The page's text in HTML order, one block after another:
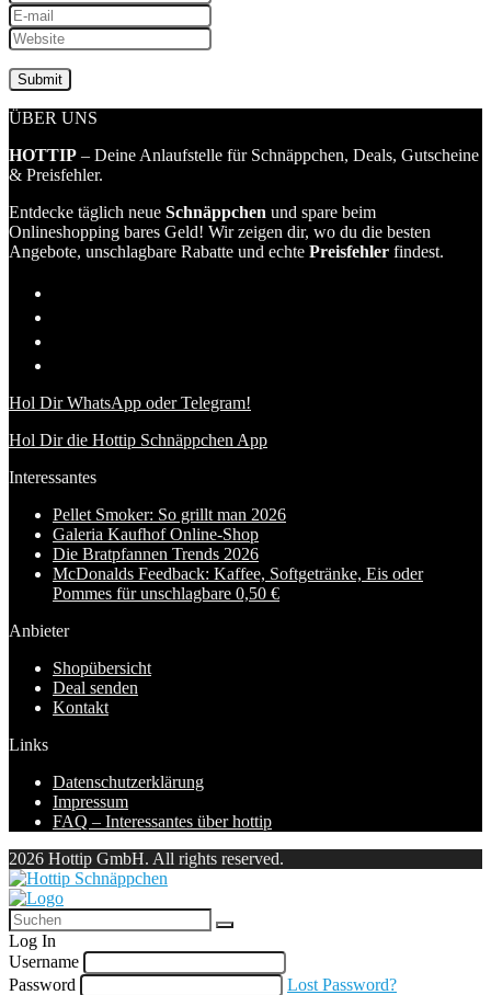
ÜBER UNS
HOTTIP – Deine Anlaufstelle für Schnäppchen, Deals, Gutscheine
& Preisfehler.
Entdecke täglich neue Schnäppchen und spare beim
Onlineshopping bares Geld! Wir zeigen dir, wo du die besten
Angebote, unschlagbare Rabatte und echte Preisfehler findest.
Hol Dir WhatsApp oder Telegram!
Hol Dir die Hottip Schnäppchen App
Interessantes
Pellet Smoker: So grillt man 2026
Galeria Kaufhof Online-Shop
Die Bratpfannen Trends 2026
McDonalds Feedback: Kaffee, Softgetränke, Eis oder
Pommes für unschlagbare 0,50 €
Anbieter
Shopübersicht
Deal senden
Kontakt
Links
Datenschutzerklärung
Impressum
FAQ – Interessantes über hottip
2026 Hottip GmbH. All rights reserved.
Log In
Username
Password
Lost Password?